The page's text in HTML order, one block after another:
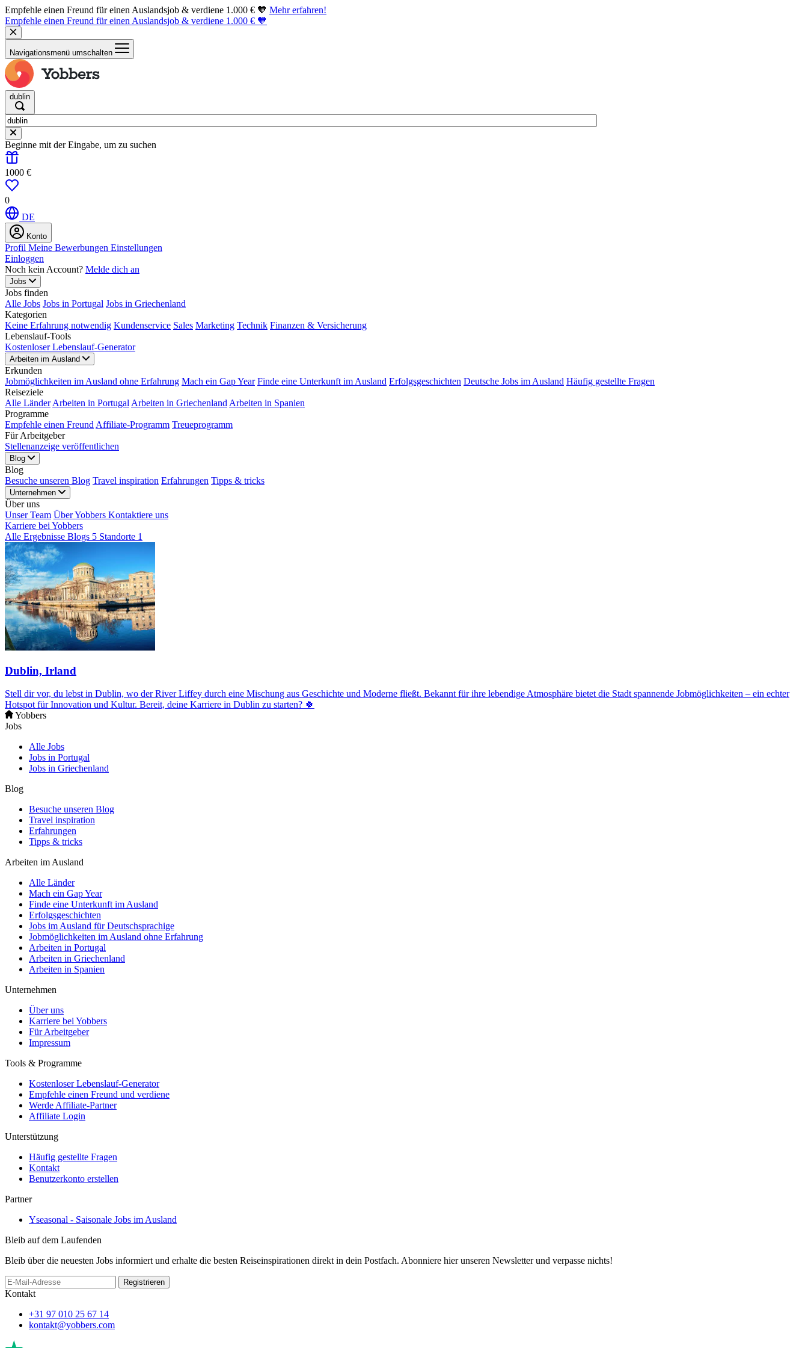
Empfehle einen Freund für einen Auslandsjob & verdiene 1.000 € 🧡 Mehr erfahren!
Empfehle einen Freund für einen Auslandsjob & verdiene 1.000 € 🧡
Navigationsmenü umschalten
dublin
Beginne mit der Eingabe, um zu suchen
1000 €
0
DE
Konto
Profil Meine Bewerbungen Einstellungen
Einloggen
Noch kein Account? Melde dich an
Jobs
Jobs finden
Alle Jobs Jobs in Portugal Jobs in Griechenland
Kategorien
Keine Erfahrung notwendig Kundenservice Sales Marketing Technik Finanzen & Versicherung
Lebenslauf-Tools
Kostenloser Lebenslauf-Generator
Arbeiten im Ausland
Erkunden
Jobmöglichkeiten im Ausland ohne Erfahrung Mach ein Gap Year Finde eine Unterkunft im Ausland Erfolgsgeschichten Deutsche Jobs im Ausland Häufig gestellte Fragen
Reiseziele
Alle Länder Arbeiten in Portugal Arbeiten in Griechenland Arbeiten in Spanien
Programme
Empfehle einen Freund Affiliate-Programm Treueprogramm
Für Arbeitgeber
Stellenanzeige veröffentlichen
Blog
Blog
Besuche unseren Blog Travel inspiration Erfahrungen Tipps & tricks
Unternehmen
Über uns
Unser Team Über Yobbers Kontaktiere uns
Karriere bei Yobbers
Alle Ergebnisse Blogs 5 Standorte 1
Dublin, Irland
Stell dir vor, du lebst in Dublin, wo der River Liffey durch eine Mischung aus Geschichte und Moderne fließt. Bekannt für ihre lebendige Atmosphäre bietet die Stadt spannende Jobmöglichkeiten – ein echter
Hotspot für Innovation und Kultur. Bereit, deine Karriere in Dublin zu starten? 🍀
Yobbers
Jobs
Alle Jobs
Jobs in Portugal
Jobs in Griechenland
Blog
Besuche unseren Blog
Travel inspiration
Erfahrungen
Tipps & tricks
Arbeiten im Ausland
Alle Länder
Mach ein Gap Year
Finde eine Unterkunft im Ausland
Erfolgsgeschichten
Jobs im Ausland für Deutschsprachige
Jobmöglichkeiten im Ausland ohne Erfahrung
Arbeiten in Portugal
Arbeiten in Griechenland
Arbeiten in Spanien
Unternehmen
Über uns
Karriere bei Yobbers
Für Arbeitgeber
Impressum
Tools & Programme
Kostenloser Lebenslauf-Generator
Empfehle einen Freund und verdiene
Werde Affiliate-Partner
Affiliate Login
Unterstützung
Häufig gestellte Fragen
Kontakt
Benutzerkonto erstellen
Partner
Yseasonal - Saisonale Jobs im Ausland
Bleib auf dem Laufenden
Bleib über die neuesten Jobs informiert und erhalte die besten Reiseinspirationen direkt in dein Postfach. Abonniere hier unseren Newsletter und verpasse nichts!
Registrieren
Kontakt
+31 97 010 25 67 14
kontakt@yobbers.com